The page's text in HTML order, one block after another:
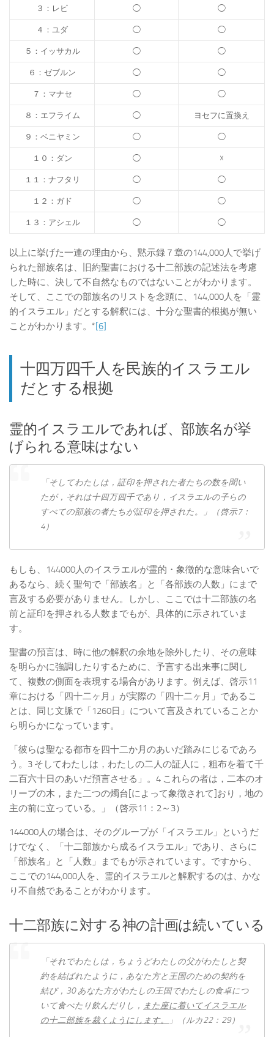
３：レビ ◯ ◯
４：ユダ ◯ ◯
５：イッサカル ◯ ◯
６：ゼブルン ◯ ◯
７：マナセ ◯ ◯
８：エフライム ◯ ヨセフに置換え
９：ベニヤミン ◯ ◯
１０：ダン ◯ ☓
１１：ナフタリ ◯ ◯
１２：ガド ◯ ◯
１３：アシェル ◯ ◯
以上に挙げた一連の理由から、黙示録７章の144,000人で挙げ
られた部族名は、旧約聖書における十二部族の記述法を考慮
した時に、決して不自然なものではないことがわかります。
そして、ここでの部族名のリストを念頭に、144,000人を「霊
的イスラエル」だとする解釈には、十分な聖書的根拠が無い
ことがわかります。* [6]
十四万四千人を民族的イスラエル
だとする根拠
霊的イスラエルであれば、部族名が挙
げられる意味はない
「そしてわたしは，証印を押された者たちの数を聞い
たが，それは十四万四千であり，イスラエルの子らの
すべての部族の者たちが証印を押された。」（啓示7：
4）
もしも、144000人のイスラエルが霊的・象徴的な意味合いで
あるなら、続く聖句で「部族名」と「各部族の人数」にまで
言及する必要がありません。しかし、ここでは十二部族の名
前と証印を押される人数までもが、具体的に示されていま
す。
聖書の預言は、時に他の解釈の余地を除外したり、その意味
を明らかに強調したりするために、予言する出来事に関し
て、複数の側面を表現する場合があります。例えば、啓示11
章における「四十二ヶ月」が実際の「四十二ヶ月」であるこ
とは、同じ文脈で「1260日」について言及されていることか
ら明らかになっています。
「彼らは聖なる都市を四十二か月のあいだ踏みにじるであろ
う。3 そしてわたしは，わたしの二人の証人に，粗布を着て千
二百六十日のあいだ預言させる」。4 これらの者は，二本のオ
リーブの木，また二つの燭台[によって象徴されて]おり，地の
主の前に立っている。」（啓示11：2～3）
144000人の場合は、そのグループが「イスラエル」というだ
けでなく、「十二部族から成るイスラエル」であり、さらに
「部族名」と「人数」までもが示されています。ですから、
ここでの144,000人を、霊的イスラエルと解釈するのは、かな
り不自然であることがわかります。
十二部族に対する神の計画は続いている
「それでわたしは，ちょうどわたしの父がわたしと契
約を結ばれたように，あなた方と王国のための契約を
結び，30 あなた方がわたしの王国でわたしの食卓につ
いて食べたり飲んだりし，
また座に着いてイスラエル
の十二部族を裁くようにします。
」（ルカ22：29）